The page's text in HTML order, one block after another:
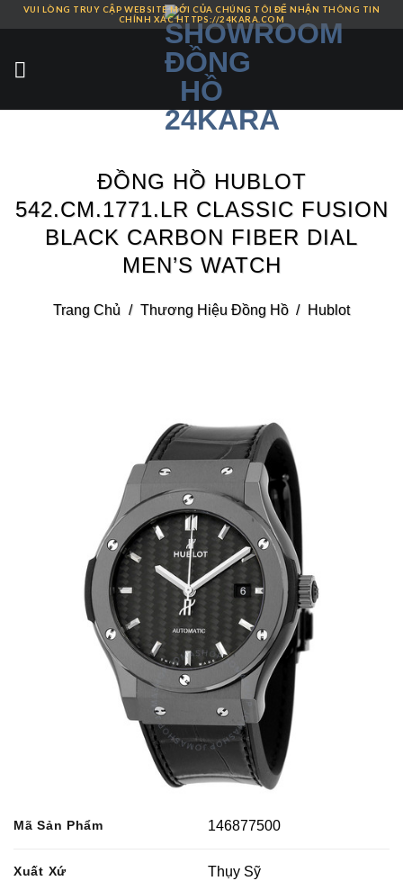
Skip
content
VUI LÒNG TRUY CẬP WEBSITE MỚI CỦA CHÚNG TÔI ĐỂ NHẬN THÔNG TIN
CHÍNH XÁC HTTPS://24KARA.COM
ĐỒNG HỒ HUBLOT
542.CM.1771.LR CLASSIC FUSION
BLACK CARBON FIBER DIAL
MEN’S WATCH
Trang Chủ / Thương Hiệu Đồng Hồ / Hublot
Mã Sản Phẩm 146877500
Xuất Xứ Thụy Sỹ